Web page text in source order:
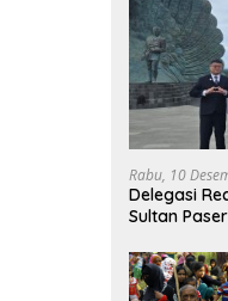
Rabu, 10
Delegasi
Sultan